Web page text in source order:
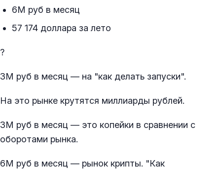
6М руб в месяц
57 174 доллара за лето
?
3М руб в месяц — на "как делать запуски".
На это рынке крутятся миллиарды рублей.
3М руб в месяц — это копейки в сравнении с
оборотами рынка.
6М руб в месяц — рынок крипты. "Как